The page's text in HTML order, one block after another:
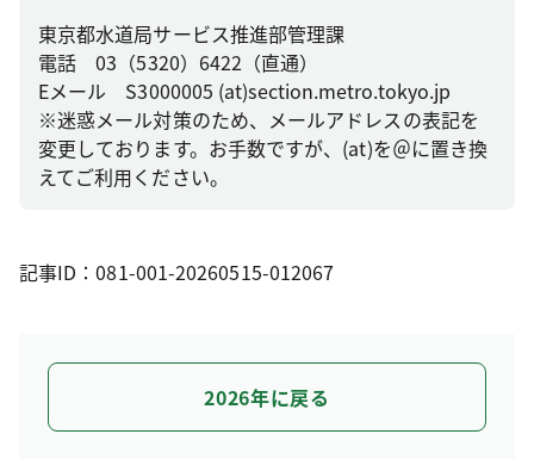
東京都水道局サービス推進部管理課
電話 03（5320）6422（直通）
Eメール S3000005 (at)section.metro.tokyo.jp
※迷惑メール対策のため、メールアドレスの表記を
変更しております。お手数ですが、(at)を＠に置き換
えてご利用ください。
記事ID：081-001-20260515-012067
2026年に戻る